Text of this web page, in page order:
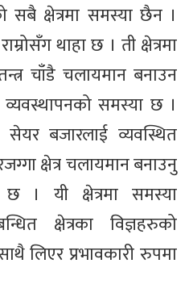
सबै क्षेत्रमा समस्या छैन ।
थाहा छ । ती क्षेत्रमा
चाँडै चलायमान बनाउन
समस्या छ ।
बजारलाई व्यवस्थित
क्षेत्र चलायमान बनाउनु
। यी क्षेत्रमा समस्या
क्षेत्रका विज्ञहरुको
लिएर प्रभावकारी रुपमा